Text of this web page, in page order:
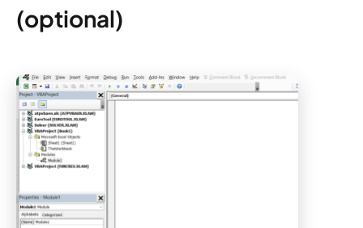
(optional)